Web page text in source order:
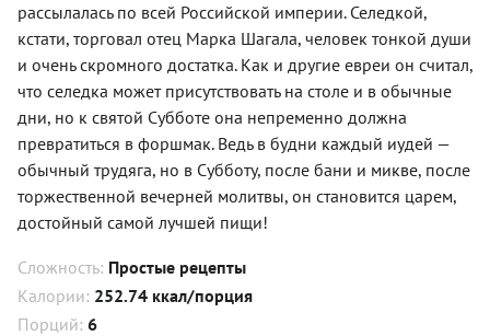
рассылалась по всей Российской империи. Селедкой,
кстати, торговал отец Марка Шагала, человек тонкой души
и очень скромного достатка. Как и другие евреи он считал,
что селедка может присутствовать на столе и в обычные
дни, но к святой Субботе она непременно должна
превратиться в форшмак. Ведь в будни каждый иудей —
обычный трудяга, но в Субботу, после бани и микве, после
торжественной вечерней молитвы, он становится царем,
достойный самой лучшей пищи!
Сложность: Простые рецепты
Калории: 252.74 ккал/порция
Порций: 6